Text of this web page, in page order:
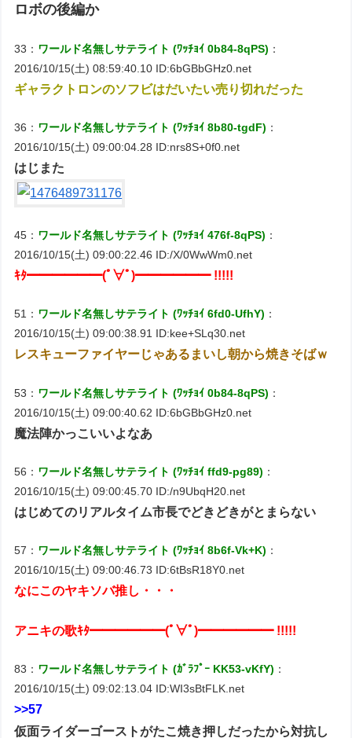
ロボの後編か
33： ワールド名無しサテライト (ﾜｯﾁｮｲ 0b84-8qPS) ：
2016/10/15(土) 08:59:40.10 ID:6bGBbGHz0.net
ギャラクトロンのソフビはだいたい売り切れだった
36： ワールド名無しサテライト (ﾜｯﾁｮｲ 8b80-tgdF) ：
2016/10/15(土) 09:00:04.28 ID:nrs8S+0f0.net
はじまた
45： ワールド名無しサテライト (ﾜｯﾁｮｲ 476f-8qPS) ：
2016/10/15(土) 09:00:22.46 ID:/X/0WwWm0.net
ｷﾀ━━━━━━(ﾟ∀ﾟ)━━━━━━ !!!!!
51： ワールド名無しサテライト (ﾜｯﾁｮｲ 6fd0-UfhY) ：
2016/10/15(土) 09:00:38.91 ID:kee+SLq30.net
レスキューファイヤーじゃあるまいし朝から焼きそばｗ
53： ワールド名無しサテライト (ﾜｯﾁｮｲ 0b84-8qPS) ：
2016/10/15(土) 09:00:40.62 ID:6bGBbGHz0.net
魔法陣かっこいいよなあ
56： ワールド名無しサテライト (ﾜｯﾁｮｲ ffd9-pg89) ：
2016/10/15(土) 09:00:45.70 ID:/n9UbqH20.net
はじめてのリアルタイム市長でどきどきがとまらない
57： ワールド名無しサテライト (ﾜｯﾁｮｲ 8b6f-Vk+K) ：
2016/10/15(土) 09:00:46.73 ID:6tBsR18Y0.net
なにこのヤキソバ推し・・・
アニキの歌ｷﾀ━━━━━━(ﾟ∀ﾟ)━━━━━━ !!!!!
83： ワールド名無しサテライト (ｶﾞﾗﾌﾟｰ KK53-vKfY) ：
2016/10/15(土) 09:02:13.04 ID:WI3sBtFLK.net
>>57
仮面ライダーゴーストがたこ焼き押しだったから対抗し